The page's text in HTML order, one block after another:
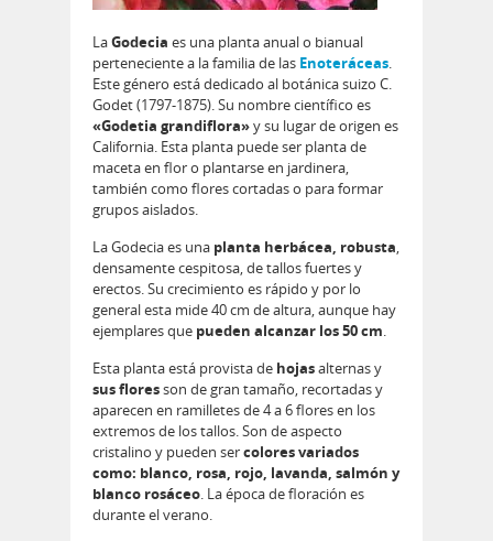
LaGodecia es una planta anual o bianual
perteneciente a la familia de las Enoteráceas.
Este género está dedicado al botánica suizo C.
Godet (1797-1875). Su nombre científico es
«Godetia grandiflora»y su lugar de origen es
California. Esta planta puede ser planta de
maceta en flor o plantarse en jardinera,
también como flores cortadas o para formar
grupos aislados.
La Godecia es una planta herbácea, robusta,
densamente cespitosa, de tallos fuertes y
erectos. Su crecimiento es rápido y por lo
general esta mide 40 cm de altura, aunque hay
ejemplares que pueden alcanzar los 50 cm.
Esta planta está provista de hojasalternas y
sus floresson de gran tamaño, recortadas y
aparecen en ramilletes de 4 a 6 flores en los
extremos de los tallos. Son de aspecto
cristalino y pueden sercolores variados
como: blanco, rosa, rojo, lavanda, salmón y
blanco rosáceo. La época de floración es
durante el verano.